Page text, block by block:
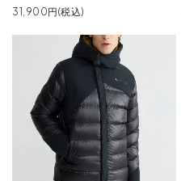
31,900円(税込)